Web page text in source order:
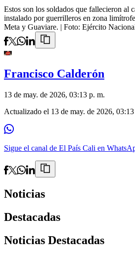
Estos son los soldados que fallecieron al
instalado por guerrilleros en zona
Meta y Guaviare. | Foto: Ejército
Francisco Calderón
13 de may. de 2026, 03:13 p. m.
Actualizado el 13 de may. de 2026,
Sigue el canal de El País Cali en
Noticias
Destacadas
Noticias Destacadas